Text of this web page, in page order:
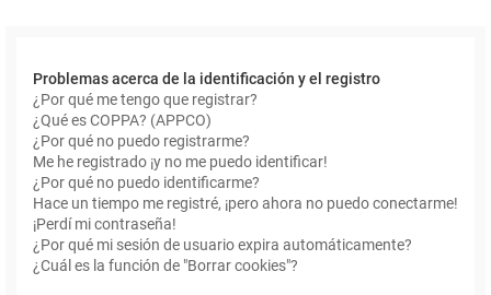
Problemas acerca de la identificación y el registro
¿Por qué me tengo que registrar?
¿Qué es COPPA? (APPCO)
¿Por qué no puedo registrarme?
Me he registrado ¡y no me puedo identificar!
¿Por qué no puedo identificarme?
Hace un tiempo me registré, ¡pero ahora no puedo conectarme!
¡Perdí mi contraseña!
¿Por qué mi sesión de usuario expira automáticamente?
¿Cuál es la función de "Borrar cookies"?